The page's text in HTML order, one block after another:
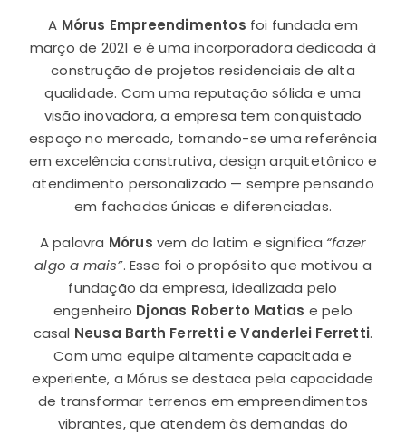
A Mórus Empreendimentos foi fundada em
março de 2021 e é uma incorporadora dedicada à
construção de projetos residenciais de alta
qualidade. Com uma reputação sólida e uma
visão inovadora, a empresa tem conquistado
espaço no mercado, tornando-se uma referência
em excelência construtiva, design arquitetônico e
atendimento personalizado — sempre pensando
em fachadas únicas e diferenciadas.
A palavra Mórus vem do latim e significa “fazer
algo a mais”. Esse foi o propósito que motivou a
fundação da empresa, idealizada pelo
engenheiro Djonas Roberto Matias e pelo
casal Neusa Barth Ferretti e Vanderlei Ferretti.
Com uma equipe altamente capacitada e
experiente, a Mórus se destaca pela capacidade
de transformar terrenos em empreendimentos
vibrantes, que atendem às demandas do